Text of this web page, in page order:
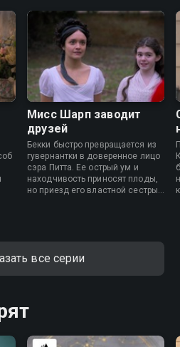
Мисс Шарп заводит
друзей
Бекки быстро превращается из
гувернантки в доверенное лицо
сэра Питта. Ее острый ум и
находчивость приносят плоды,
но приезд его властной сестры
все серии